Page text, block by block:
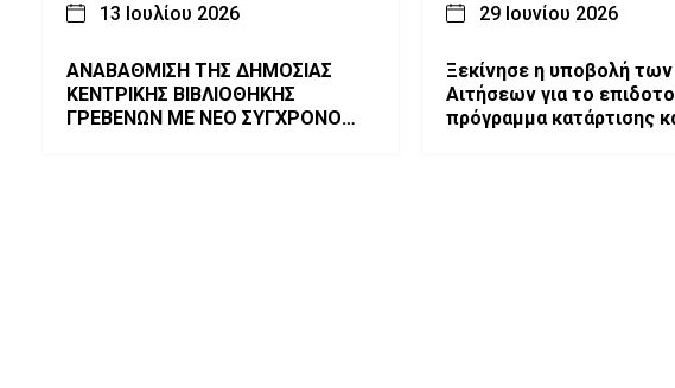
13 Ιουλίου 2026
ΑΝΑΒΑΘΜΙΣΗ ΤΗΣ ΔΗΜΟΣΙΑΣ
ΚΕΝΤΡΙΚΗΣ ΒΙΒΛΙΟΘΗΚΗΣ
ΓΡΕΒΕΝΩΝ ΜΕ ΝΕΟ ΣΥΓΧΡΟΝΟ
29 Ιουνίου 2026
Ξεκίνησε η υποβολή των
Αιτήσεων για το
πρόγραμμα κατάρτισης